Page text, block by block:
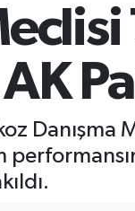
Danışma